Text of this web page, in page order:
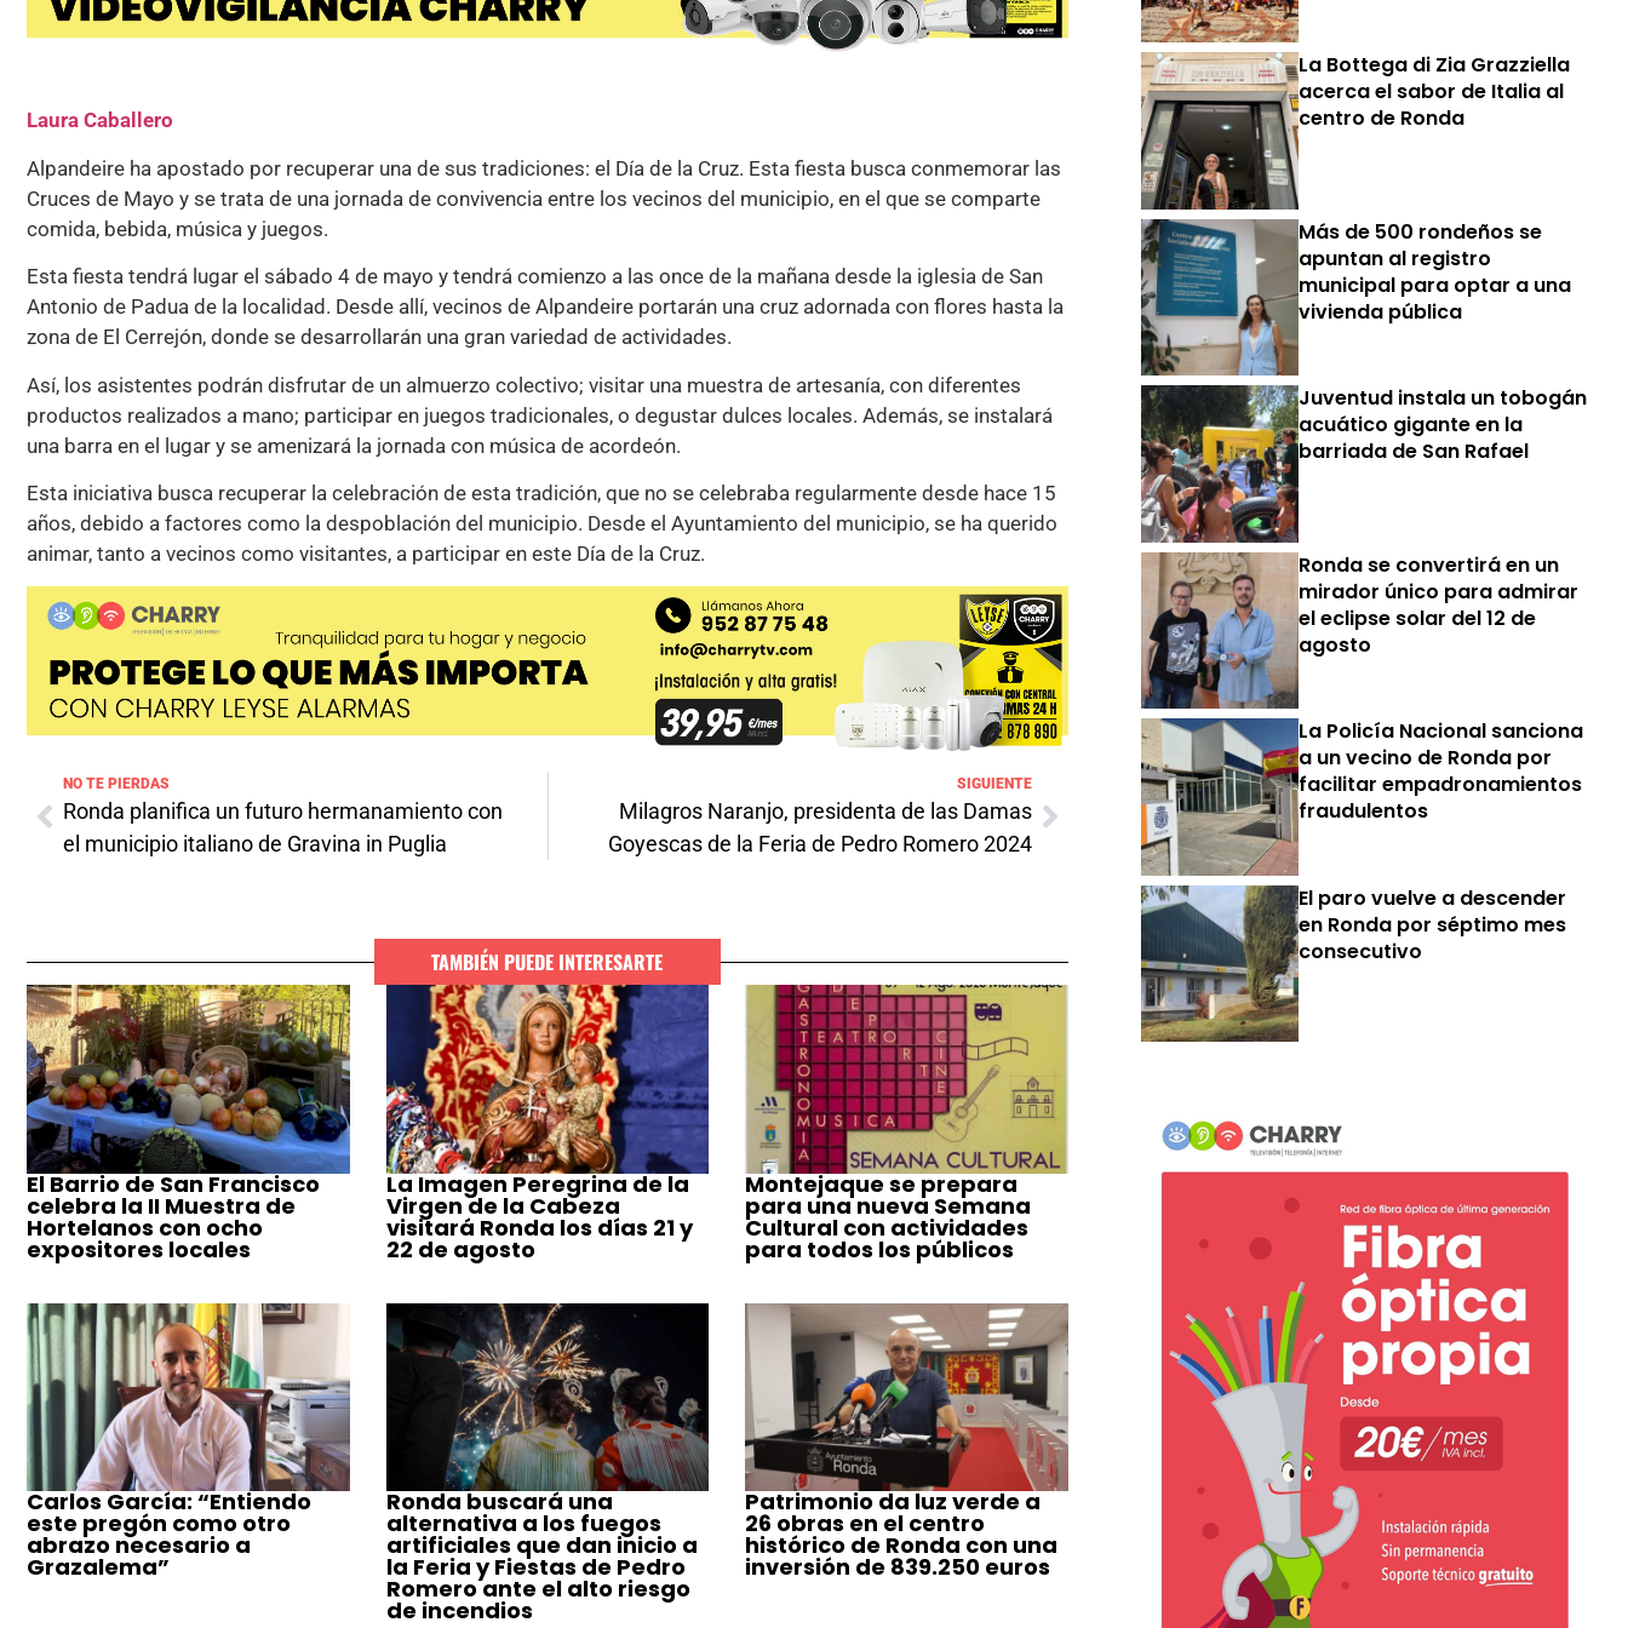
Laura Caballero
Alpandeire ha apostado por recuperar una de sus tradiciones: el Día de la Cruz. Esta fiesta busca conmemorar las
Cruces de Mayo y se trata de una jornada de convivencia entre los vecinos del municipio, en el que se comparte
comida, bebida, música y juegos.
Esta fiesta tendrá lugar el sábado 4 de mayo y tendrá comienzo a las once de la mañana desde la iglesia de San
Antonio de Padua de la localidad. Desde allí, vecinos de Alpandeire portarán una cruz adornada con flores hasta la
zona de El Cerrejón, donde se desarrollarán una gran variedad de actividades.
Así, los asistentes podrán disfrutar de un almuerzo colectivo; visitar una muestra de artesanía, con diferentes
productos realizados a mano; participar en juegos tradicionales, o degustar dulces locales. Además, se instalará
una barra en el lugar y se amenizará la jornada con música de acordeón.
Esta iniciativa busca recuperar la celebración de esta tradición, que no se celebraba regularmente desde hace 15
años, debido a factores como la despoblación del municipio. Desde el Ayuntamiento del municipio, se ha querido
animar, tanto a vecinos como visitantes, a participar en este Día de la Cruz.
NO TE PIERDAS
Ronda planifica un futuro hermanamiento con
el municipio italiano de Gravina in Puglia
SIGUIENTE
Milagros Naranjo, presidenta de las Damas
Goyescas de la Feria de Pedro Romero 2024
TAMBIÉN PUEDE INTERESARTE
El Barrio de San Francisco
celebra la II Muestra de
Hortelanos con ocho
expositores locales
La Imagen Peregrina de la
Virgen de la Cabeza
visitará Ronda los días 21 y
22 de agosto
Montejaque se prepara
para una nueva Semana
Cultural con actividades
para todos los públicos
Carlos García: “Entiendo
este pregón como otro
abrazo necesario a
Grazalema”
Ronda buscará una
alternativa a los fuegos
artificiales que dan inicio a
la Feria y Fiestas de Pedro
Romero ante el alto riesgo
de incendios
Patrimonio da luz verde a
26 obras en el centro
histórico de Ronda con una
inversión de 839.250 euros
La Bottega di Zia Grazziella
acerca el sabor de Italia al
centro de Ronda
Más de 500 rondeños se
apuntan al registro
municipal para optar a una
vivienda pública
Juventud instala un tobogán
acuático gigante en la
barriada de San Rafael
Ronda se convertirá en un
mirador único para admirar
el eclipse solar del 12 de
agosto
La Policía Nacional sanciona
a un vecino de Ronda por
facilitar empadronamientos
fraudulentos
El paro vuelve a descender
en Ronda por séptimo mes
consecutivo